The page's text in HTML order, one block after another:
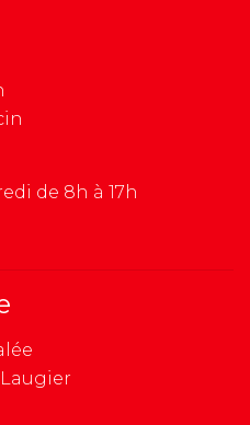
de 8h à 17h